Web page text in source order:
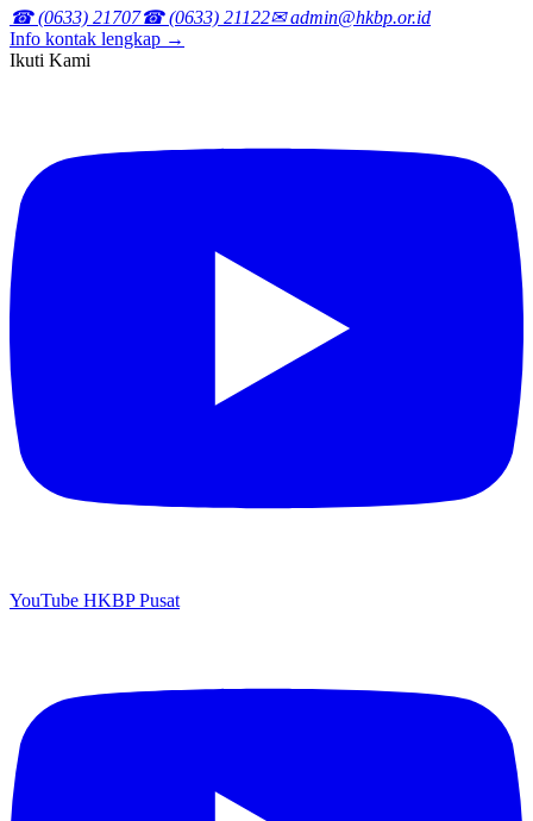
☎ (0633) 21707☎ (0633) 21122✉ admin@hkbp.or.id
Info kontak lengkap →
Ikuti Kami
YouTube HKBP Pusat